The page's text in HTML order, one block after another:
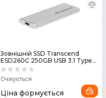
Зовнiшнiй SSD Transcend
ESD260C 250GB USB 3.1 Type-
C
Очікується
Ціна формується